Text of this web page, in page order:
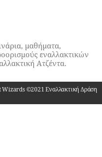
μαθήματα,
εναλλακτικών
Ατζέντα.
©2021 Εναλλακτική Δράση